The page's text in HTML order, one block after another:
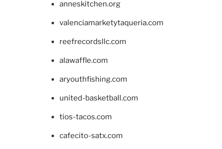
anneskitchen.org
valenciamarketytaqueria.com
reefrecordsllc.com
alawaffle.com
aryouthfishing.com
united-basketball.com
tios-tacos.com
cafecito-satx.com